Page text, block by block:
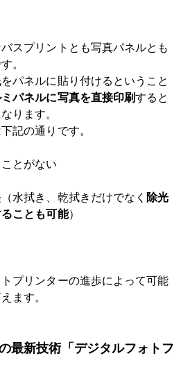
スプリントとも写真パネルとも
。
パネルに貼り付けるということ
パネルに写真を直接印刷すると
ります。
記の通りです。
とがない
水拭き、乾拭きだけでなく 除光
ことも可能）
プリンターの進歩によって可能
ます。
最新技術「デジタルフォトフ